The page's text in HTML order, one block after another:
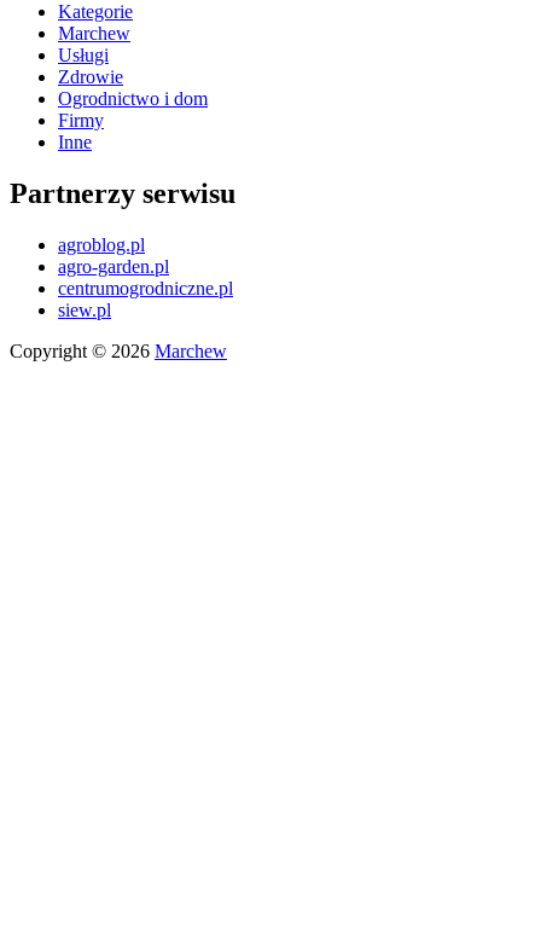
Kategorie
Marchew
Usługi
Zdrowie
Ogrodnictwo i dom
Firmy
Inne
Partnerzy serwisu
agroblog.pl
agro-garden.pl
centrumogrodniczne.pl
siew.pl
Copyright © 2026 Marchew